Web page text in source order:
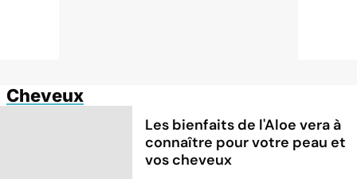
Cheveux
Les bienfaits de l'Aloe vera à
connaître pour votre peau et
vos cheveux